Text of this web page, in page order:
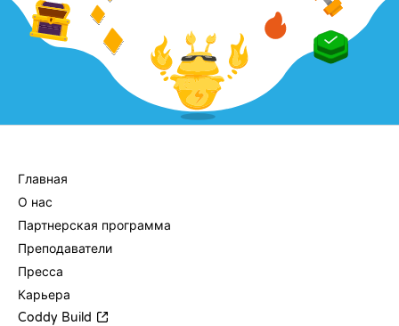
Главная
О нас
Партнерская программа
Преподаватели
Пресса
Карьера
Coddy Build